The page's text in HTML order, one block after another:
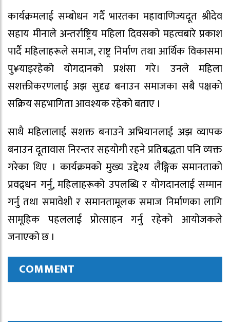
कार्यक्रमलाई सम्बोधन गर्दै भारतका महावाणिज्यदूत श्रीदेव
सहाय मीनाले अन्तर्राष्ट्रिय महिला दिवसको महत्वबारे प्रकाश
पार्दै महिलाहरूले समाज, राष्ट्र निर्माण तथा आर्थिक विकासमा
पु¥याइरहेको योगदानको प्रशंसा गरे। उनले महिला
सशक्तीकरणलाई अझ सुदृढ बनाउन समाजका सबै पक्षको
सक्रिय सहभागिता आवश्यक रहेको बताए ।
साथै महिलालाई सशक्त बनाउने अभियानलाई अझ व्यापक
बनाउन दूतावास निरन्तर सहयोगी रहने प्रतिबद्धता पनि व्यक्त
गरेका थिए । कार्यक्रमको मुख्य उद्देश्य लैङ्गिक समानताको
प्रवद्र्धन गर्नु, महिलाहरूको उपलब्धि र योगदानलाई सम्मान
गर्नु तथा समावेशी र समानतामूलक समाज निर्माणका लागि
सामूहिक पहललाई प्रोत्साहन गर्नु रहेको आयोजकले
जनाएको छ ।
COMMENT